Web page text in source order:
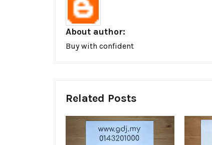
About author:
Buy with confident
Related Posts